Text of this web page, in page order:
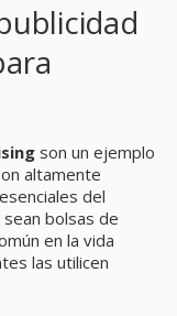
son un ejemplo
altamente
del
bolsas de
en la vida
las utilicen